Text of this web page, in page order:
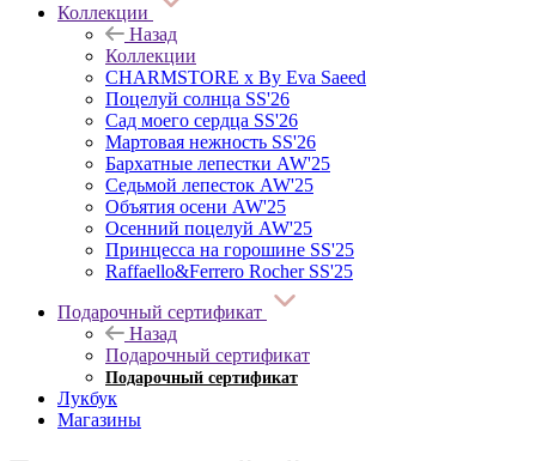
Коллекции
Назад
Коллекции
CHARMSTORE х By Eva Saeed
Поцелуй солнца SS'26
Сад моего сердца SS'26
Мартовая нежность SS'26
Бархатные лепестки AW'25
Седьмой лепесток AW'25
Объятия осени AW'25
Осенний поцелуй AW'25
Принцесса на горошине SS'25
Raffaello&Ferrero Rocher SS'25
Подарочный сертификат
Назад
Подарочный сертификат
Подарочный сертификат
Лукбук
Магазины